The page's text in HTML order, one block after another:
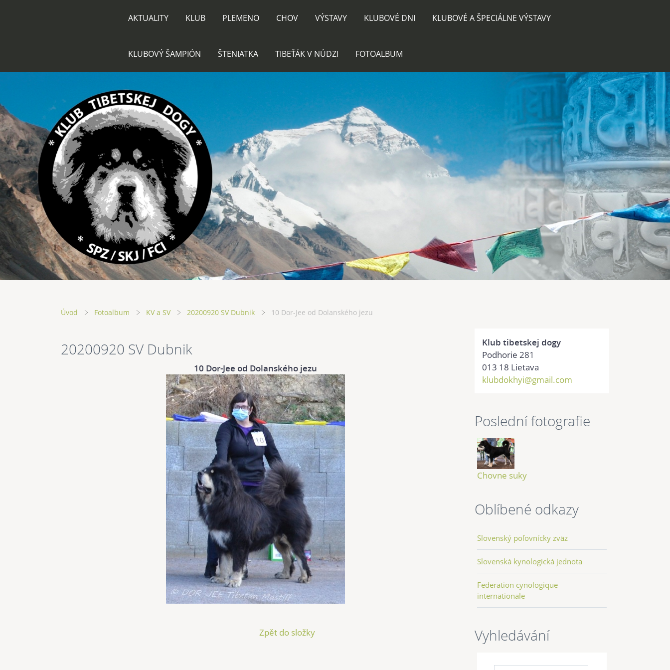
AKTUALITY KLUB PLEMENO CHOV VÝSTAVY KLUBOVÉ DNI KLUBOVÉ A ŠPECIÁLNE VÝSTAVY
KLUBOVÝ ŠAMPIÓN ŠTENIATKA TIBEŤÁK V NÚDZI FOTOALBUM
Úvod Fotoalbum KV a SV 20200920 SV Dubnik 10 Dor-Jee od Dolanského jezu
20200920 SV Dubnik
10 Dor-Jee od Dolanského jezu
Zpět do složky
Klub tibetskej dogy
Podhorie 281
013 18 Lietava
klubdokhyi@gmail.com
Poslední fotografie
Chovne suky
Oblíbené odkazy
Slovenský poľovnícky zväz
Slovenská kynologická jednota
Federation cynologique
internationale
Vyhledávání